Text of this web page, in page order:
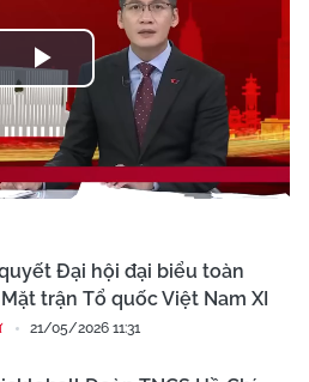
Play
Video
Đại hội đại biểu toàn
trận Tổ quốc Việt Nam XI
21/05/2026 11:31